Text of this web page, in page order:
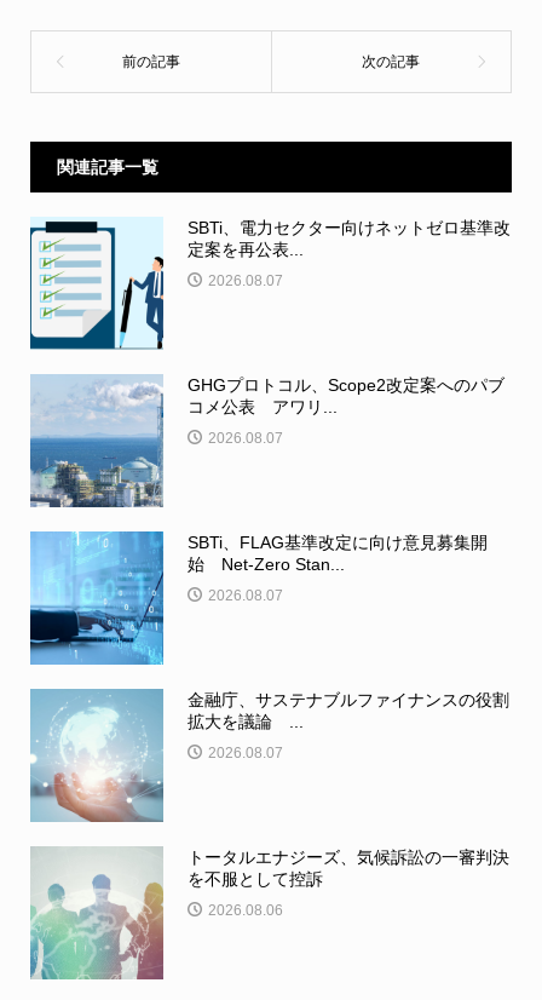
関連記事一覧
SBTi、電力セクター向けネットゼロ基準改
定案を再公表...
2026.08.07
GHGプロトコル、Scope2改定案へのパブ
コメ公表 アワリ...
2026.08.07
SBTi、FLAG基準改定に向け意見募集開
始 Net-Zero Stan...
2026.08.07
金融庁、サステナブルファイナンスの役割
拡大を議論 ...
2026.08.07
トータルエナジーズ、気候訴訟の一審判決
を不服として控訴
2026.08.06